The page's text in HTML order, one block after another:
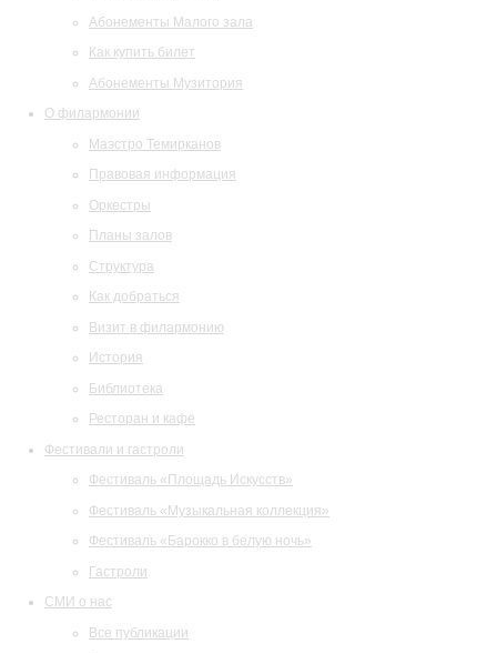
Абонементы Малого зала
Как купить билет
Абонементы Музитория
О филармонии
Маэстро Темирканов
Правовая информация
Оркестры
Планы залов
Структура
Как добраться
Визит в филармонию
История
Библиотека
Ресторан и кафе
Фестивали и гастроли
Фестиваль «Площадь Искусств»
Фестиваль «Музыкальная коллекция»
Фестиваль «Барокко в белую ночь»
Гастроли
СМИ о нас
Все публикации